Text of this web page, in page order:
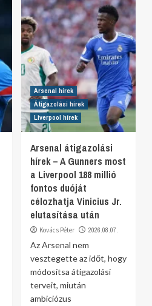
Arsenal hírek
Átigazolási hírek
Liverpool hírek
Arsenal átigazolási
hírek – A Gunners most
a Liverpool 188 millió
fontos duóját
célozhatja Vinicius Jr.
elutasítása után
Kovács Péter 2026.08.07.
Az Arsenal nem
vesztegette az időt, hogy
módosítsa átigazolási
terveit, miután
ambiciózus